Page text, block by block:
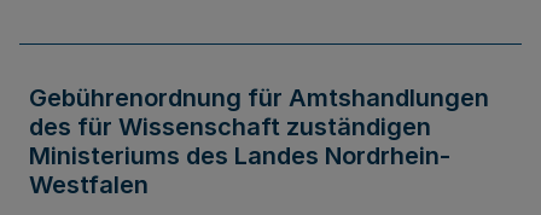
Gebührenordnung für Amtshandlungen
des für Wissenschaft zuständigen
Ministeriums des Landes Nordrhein-
Westfalen